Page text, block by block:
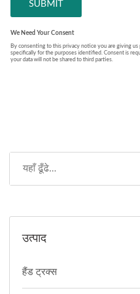
उत्पाद
हैंड ट्रक्स